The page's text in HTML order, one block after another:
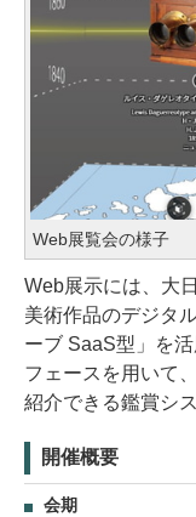
Web展覧会の様子
Web展示には、大
美術作品のデジタ
ーブ SaaS型」を
フェースを用いて
紹介できる鑑賞シ
開催概要
会期